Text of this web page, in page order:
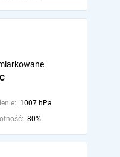
1007 hPa
80%